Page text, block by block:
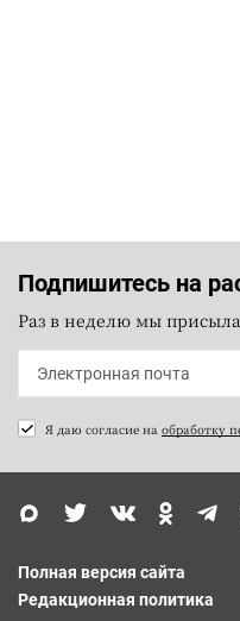
Подпишитесь на
Раз в неделю мы
Я даю согласие на обработку
Полная версия сайта
Редакционная политика